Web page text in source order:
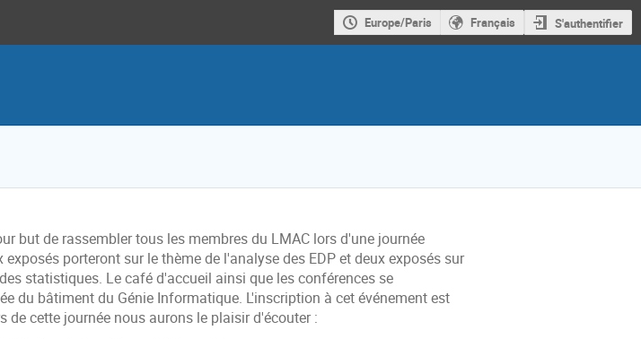
Europe/Paris Français S'authentifier
but de rassembler tous les membres du LMAC lors d'une journée
porteront sur le thème de l'analyse des EDP et deux exposés sur
statistiques. Le café d'accueil ainsi que les conférences se
du bâtiment du Génie Informatique. L'inscription à cet événement est
de cette journée nous aurons le plaisir d'écouter :